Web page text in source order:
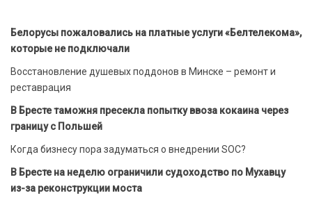
Белорусы пожаловались на платные услуги «Белтелекома»,
которые не подключали
Восстановление душевых поддонов в Минске – ремонт и
реставрация
В Бресте таможня пресекла попытку ввоза кокаина через
границу с Польшей
Когда бизнесу пора задуматься о внедрении SOC?
В Бресте на неделю ограничили судоходство по Мухавцу
из-за реконструкции моста